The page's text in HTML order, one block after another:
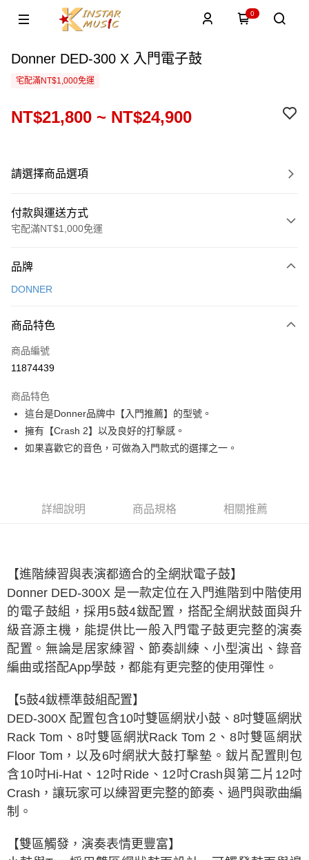
0
Donner DED-300 X 入門電子鼓
宅配滿NT$1,000免運
NT$21,800 ~ NT$24,900
請選擇商品選項
付款與運送方式
宅配滿NT$1,000免運
信用卡一次付款
3 期 0 利率 每期
合作金庫商業銀行
上海商業儲蓄銀行
臺灣中小企業銀行
匯豐（台灣）商業銀行
華泰商業銀行
聯邦商業銀行
遠東國際商業銀行
元大商業銀行
永豐商業銀行
合作金庫商業銀行
上海商業儲蓄銀行
國泰世華商業銀行
兆豐國際商業銀行
匯豐（台灣）商業銀行
華泰商業銀行
聯邦商業銀行
遠東國際商業銀行
台灣樂天信用卡公司
LINE Pay
Apple Pay
街口支付
悠遊付
相關說明
流程，驗證手機門號後，選擇欲分期的期數、繳款截止日，確認付款後即完
成交易。
3.實際核准額度、可分期數及費用金額請依後續交易確認頁面所載為準。
4.訂單成立30分鐘內，如未前往確認交易或遇審核未通過，訂單將自動取
消。如遇「轉專審核」未通過狀況，表示未達大哥付你分期系統評分，恕無
法說明評估內容。
【繳款方式說明】
1.分期款項不併入電信帳單，「大哥付你分期」於每月結算日後寄送繳費提
醒簡訊。
【注意事項】
用戶於交易時，得透過本服務購買商品或服務，並由商店將買賣／分期付款
買賣價金債權讓與本公司後，依約使用本公司帳單繳交帳款。
資料（包含姓名、電話或地址）提供予台灣大哥大進項蒐集、處理及利用，
由本公司與您本人進行分期帳單所需資料之確認、核對及更正。
運送方式
宅配
每筆NT$60，滿NT$1,000(含以上)免運費
品牌
DONNER
商品特色
商品編號
11874439
商品特色
這台是Donner品牌中【入門推薦】的型號。
擁有【Crash 2】以及良好的打擊感。
如果喜歡它的音色，可做為入門款式的選擇之一。
詳細說明 商品規格 相關推薦
【進階練習與表演都適合的全網狀電子鼓】
Donner DED-300X 是一款定位在入門進階到中階使用
的電子鼓組，採用5鼓4鈸配置，搭配全網狀鼓面與升
級音源主機，能提供比一般入門電子鼓更完整的演奏
配置。無論是居家練習、節奏訓練、小型演出、錄音
編曲或搭配App學鼓，都能有更完整的使用彈性。
【5鼓4鈸標準鼓組配置】
DED-300X 配置包含10吋雙區網狀小鼓、8吋雙區網狀
Rack Tom、8吋雙區網狀Rack Tom 2、8吋雙區網狀
Floor Tom，以及6吋網狀大鼓打擊墊。鈸片配置則包
含10吋Hi-Hat、12吋Ride、12吋Crash與第二片12吋
Crash，讓玩家可以練習更完整的節奏、過門與歌曲編
制。
【雙區觸發，演奏表情更豐富】